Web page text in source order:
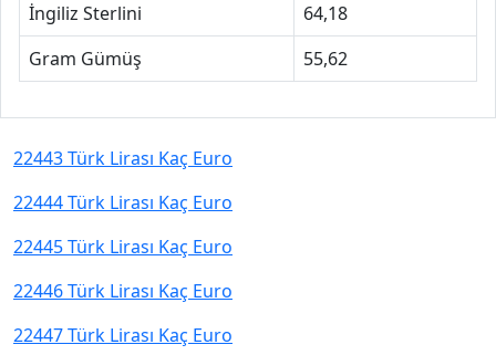
İngiliz Sterlini
64,18
Gram Gümüş
55,62
22443 Türk Lirası Kaç Euro
22444 Türk Lirası Kaç Euro
22445 Türk Lirası Kaç Euro
22446 Türk Lirası Kaç Euro
22447 Türk Lirası Kaç Euro